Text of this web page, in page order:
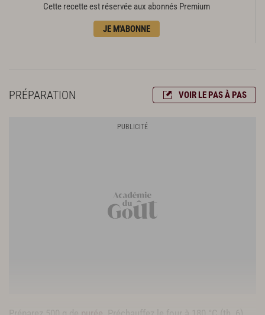
Cette recette est réservée aux abonnés Premium
JE M'ABONNE
PRÉPARATION VOIR LE PAS À PAS